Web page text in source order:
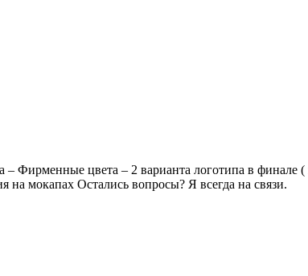
– Фирменные цвета – 2 варианта логотипа в финале (
на мокапах Остались вопросы? Я всегда на связи.